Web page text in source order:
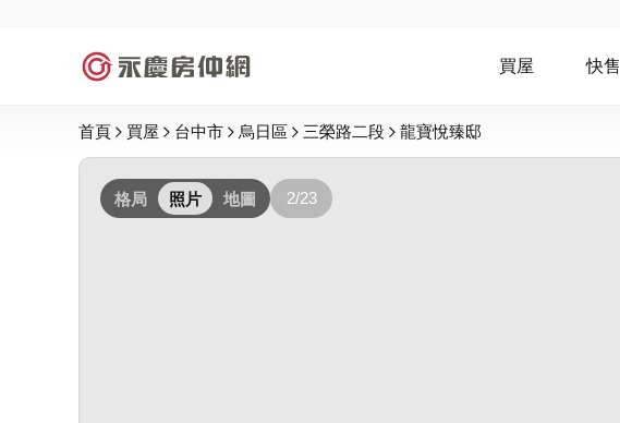
買屋 快售
首頁 買屋 台中市 烏日區 三榮路二段 龍寶悅臻邸
格局 照片 地圖 2/23